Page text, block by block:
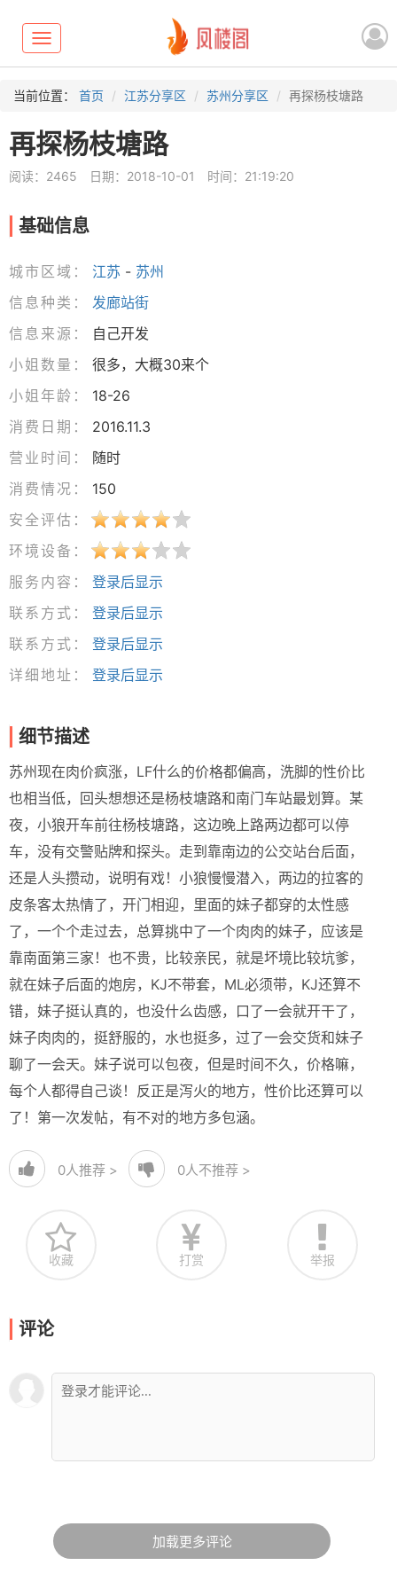
Toggle
navigation
当前位置： 首页 江苏分享区 苏州分享区 再探杨枝塘路
再探杨枝塘路
阅读：2465 日期：2018-10-01 时间：21:19:20
基础信息
城市区域： 江苏 - 苏州
信息种类：
发廊站街
信息来源：
自己开发
小姐数量：
很多，大概30来个
小姐年龄：
18-26
消费日期：
2016.11.3
营业时间：
随时
消费情况：
150
安全评估：
环境设备：
服务内容：
登录后显示
联系方式：
登录后显示
联系方式：
登录后显示
详细地址：
登录后显示
细节描述
苏州现在肉价疯涨，LF什么的价格都偏高，洗脚的性价比
也相当低，回头想想还是杨枝塘路和南门车站最划算。某
夜，小狼开车前往杨枝塘路，这边晚上路两边都可以停
车，没有交警贴牌和探头。走到靠南边的公交站台后面，
还是人头攒动，说明有戏！小狼慢慢潜入，两边的拉客的
皮条客太热情了，开门相迎，里面的妹子都穿的太性感
了，一个个走过去，总算挑中了一个肉肉的妹子，应该是
靠南面第三家！也不贵，比较亲民，就是坏境比较坑爹，
就在妹子后面的炮房，KJ不带套，ML必须带，KJ还算不
错，妹子挺认真的，也没什么齿感，口了一会就开干了，
妹子肉肉的，挺舒服的，水也挺多，过了一会交货和妹子
聊了一会天。妹子说可以包夜，但是时间不久，价格嘛，
每个人都得自己谈！反正是泻火的地方，性价比还算可以
了！第一次发帖，有不对的地方多包涵。
0人推荐 > 0人不推荐 >
收藏 打赏 举报
评论
加载更多评论